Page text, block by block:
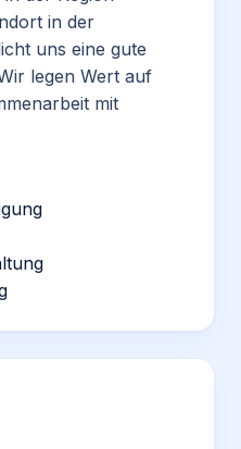
in der
uns eine gute
legen Wert auf
mit